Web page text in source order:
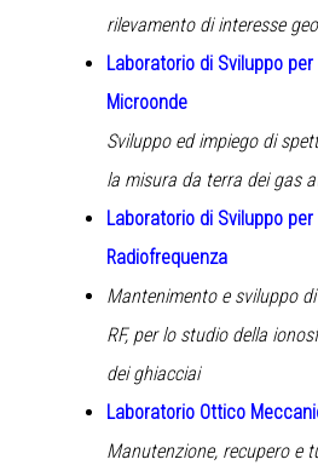
rilevamento di interesse
Laboratorio di Sviluppo
Microonde
Sviluppo ed impiego di
la misura da terra dei gas
Laboratorio di Sviluppo
Radiofrequenza
Mantenimento e sviluppo
RF, per lo studio della
dei ghiacciai
Laboratorio Ottico
Manutenzione, recupero e